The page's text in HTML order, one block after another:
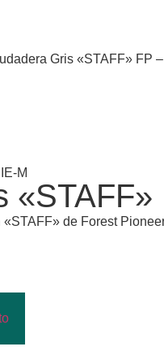
Gris «STAFF» FP
M
de Forest